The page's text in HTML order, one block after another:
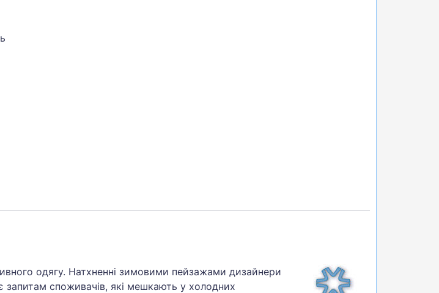
одягу. Натхненні зимовими пейзажами дизайнери
запитам споживачів, які мешкають у холодних